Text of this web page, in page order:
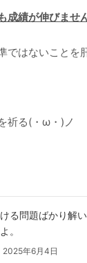
成績が伸びません
ではないことを
祈る(・ω・)ノ
る問題ばかり解
。
2025年6月4日